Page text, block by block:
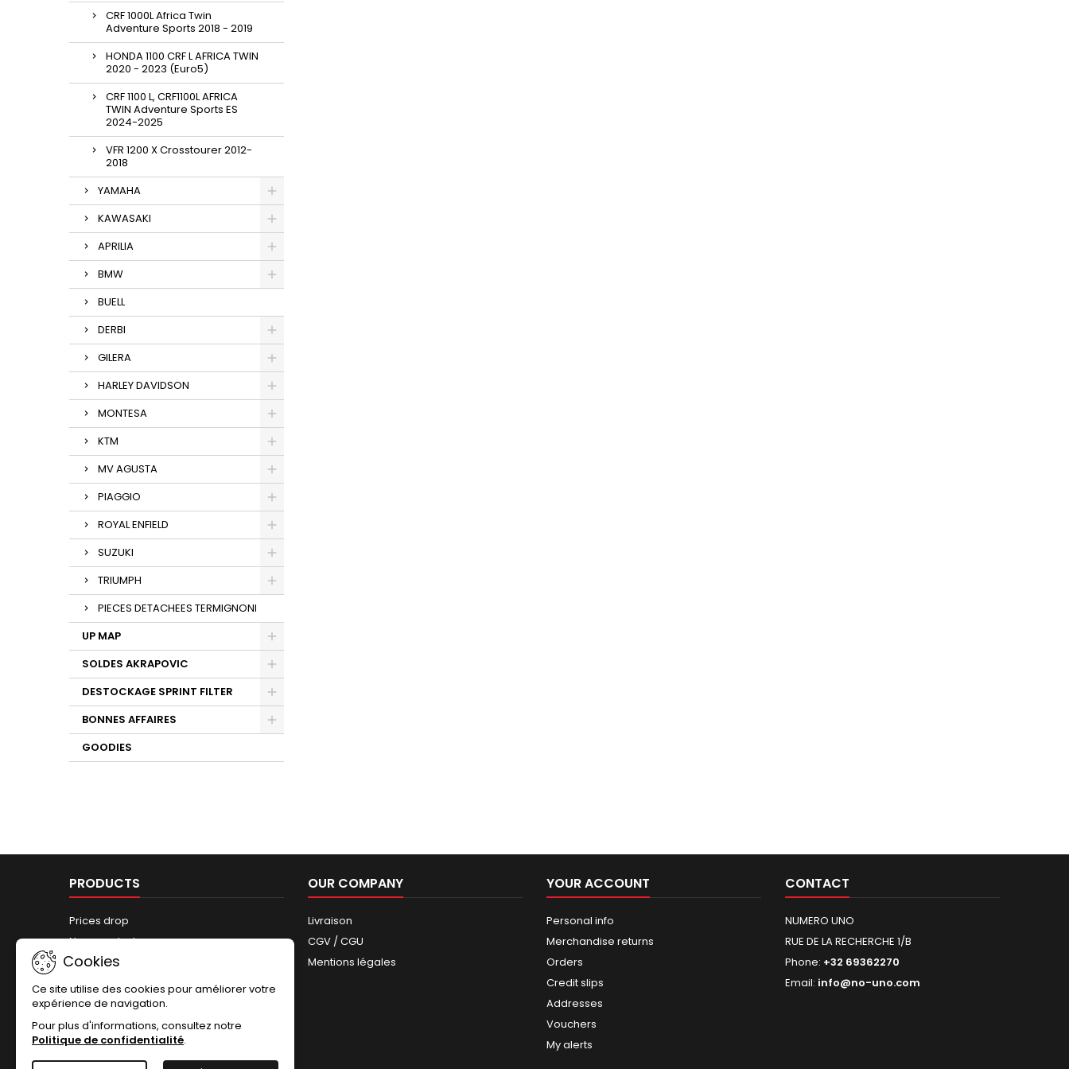
CRF 1000L Africa Twin
Adventure Sports 2018 - 2019
HONDA 1100 CRF L AFRICA TWIN
2020 - 2023 (Euro5)
CRF 1100 L, CRF1100L AFRICA
TWIN Adventure Sports ES
2024-2025
VFR 1200 X Crosstourer 2012-
2018
YAMAHA
KAWASAKI
APRILIA
BMW
BUELL
DERBI
GILERA
HARLEY DAVIDSON
MONTESA
KTM
MV AGUSTA
PIAGGIO
ROYAL ENFIELD
SUZUKI
TRIUMPH
PIECES DETACHEES TERMIGNONI
UP MAP
SOLDES AKRAPOVIC
DESTOCKAGE SPRINT FILTER
BONNES AFFAIRES
GOODIES
PRODUCTS
Prices drop
New products
Best sales
Sitemap
OUR COMPANY
Livraison
CGV / CGU
Mentions légales
YOUR ACCOUNT
Personal info
Merchandise returns
Orders
Credit slips
Addresses
Vouchers
My alerts
CONTACT
NUMERO UNO
RUE DE LA RECHERCHE 1/B
Phone: +32 69362270
Email: info@no-uno.com
Cookies
Ce site utilise des cookies pour améliorer votre
expérience de navigation.
Pour plus d'informations, consultez notre
Politique de confidentialité.